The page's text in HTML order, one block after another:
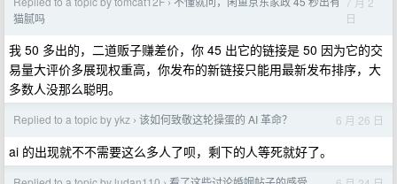
›
猫腻吗
日
我 50 多出的，二道贩子赚差价，你 45 出它的链接是 50 因为它的交
易量大评价多展现权重高，你发布的新链接只能用最新发布排序，大
多数人没那么聪明。
Replied to a topic by ykz › 该如何致敬这轮操蛋的 AI 革命？ 6 月 26 日
ai 的出现就不不需要这么多人了呗，剩下的人等死就好了。